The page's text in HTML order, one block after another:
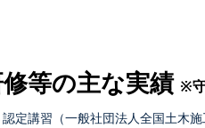
等の主な実績 ※
定講習（一般社団法人全国土木施